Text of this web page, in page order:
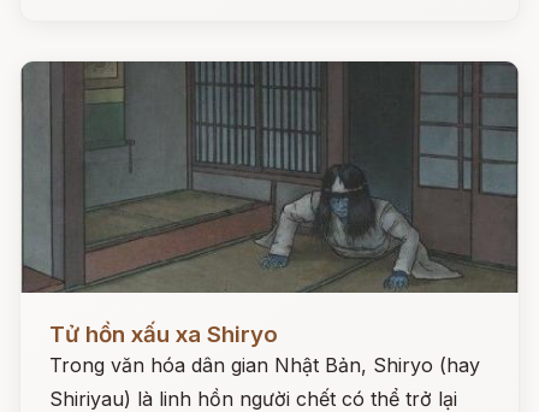
Đọc ngay
Tử hồn xấu xa Shiryo
Trong văn hóa dân gian Nhật Bản, Shiryo (hay
Shiriyau) là linh hồn người chết có thể trở lại